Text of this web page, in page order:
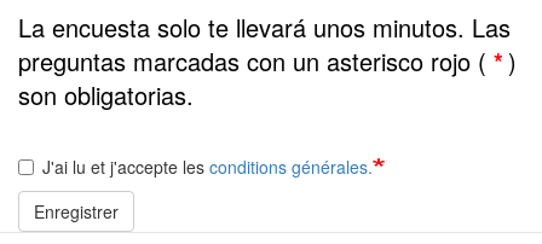
La encuesta solo te llevará unos minutos. Las
preguntas marcadas con un asterisco rojo ( * )
son obligatorias.
J'ai lu et j'accepte les conditions générales.
Enregistrer